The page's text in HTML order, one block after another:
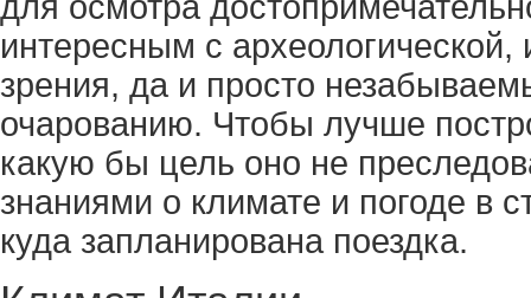
интересным с археологической,
зрения, да и просто
очарованию. Чтобы лучше
какую бы цель оно не
знаниями о климате и погоде в
куда запланирована поездка.